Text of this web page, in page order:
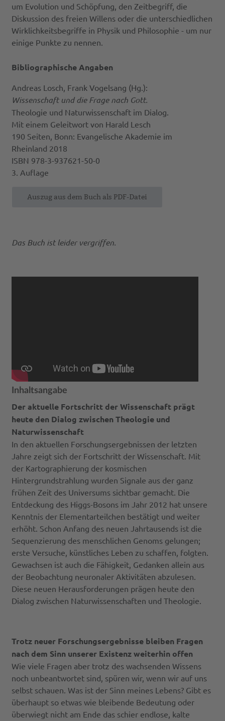
um Evolution und Schöpfung, den Zeitbegriff, die
Diskussion des freien Willens oder die unterschiedlichen
Wirklichkeitsbegriffe in Physik und Philosophie - um nur
einige Punkte zu nennen.
Bibliographische Angaben
Andreas Losch, Frank Vogelsang (Hg.):
Wissenschaft und die Frage nach Gott.
Theologie und Naturwissenschaft im Dialog.
Mit einem Geleitwort von Harald Lesch
190 Seiten, Bonn: Evangelische Akademie im
Rheinland 2018
ISBN 978-3-937621-50-0
3. Auflage
Auszug aus dem Buch als PDF-Datei
Das Buch ist leider vergriffen.
Inhaltsangabe
Der aktuelle Fortschritt der Wissenschaft prägt
heute den Dialog zwischen Theologie und
Naturwissenschaft
In den aktuellen Forschungsergebnissen der letzten
Jahre zeigt sich der Fortschritt der Wissenschaft. Mit
der Kartographierung der kosmischen
Hintergrundstrahlung wurden Signale aus der ganz
frühen Zeit des Universums sichtbar gemacht. Die
Entdeckung des Higgs-Bosons im Jahr 2012 hat unsere
Kenntnis der Elementarteilchen bestätigt und weiter
erhöht. Schon Anfang des neuen Jahrtausends ist die
Sequenzierung des menschlichen Genoms gelungen;
erste Versuche, künstliches Leben zu schaffen, folgten.
Gewachsen ist auch die Fähigkeit, Gedanken allein aus
der Beobachtung neuronaler Aktivitäten abzulesen.
Diese neuen Herausforderungen prägen heute den
Dialog zwischen Naturwissenschaften und Theologie.
Trotz neuer Forschungsergebnisse bleiben Fragen
nach dem Sinn unserer Existenz weiterhin offen
Wie viele Fragen aber trotz des wachsenden Wissens
noch unbeantwortet sind, spüren wir, wenn wir auf uns
selbst schauen. Was ist der Sinn meines Lebens? Gibt es
überhaupt so etwas wie bleibende Bedeutung oder
überwiegt nicht am Ende das schier endlose, kalte